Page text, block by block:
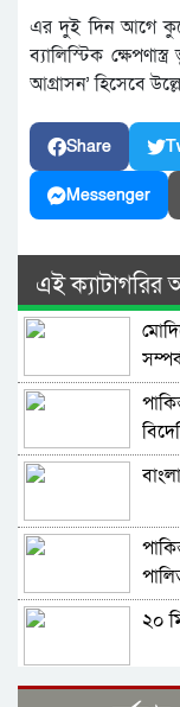
এর দুই দিন আগে
ব্যালিস্টিক
আগ্রাসন’ হিসেবে
Share
Messenger
এই
২০